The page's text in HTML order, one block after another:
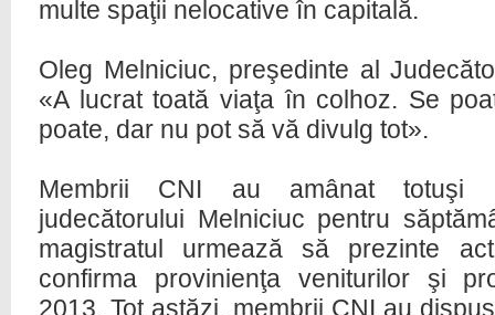
multe spaţii nelocative în capitală.
Oleg Melniciuc, preşedinte al
«A lucrat toată viaţa în colhoz. Se
poate, dar nu pot să vă divulg tot».
Membrii CNI au amânat totuşi
judecătorului Melniciuc pentru
magistratul urmează să prezinte
confirma provinienţa veniturilor şi
2013. Tot astăzi, membrii CNI au